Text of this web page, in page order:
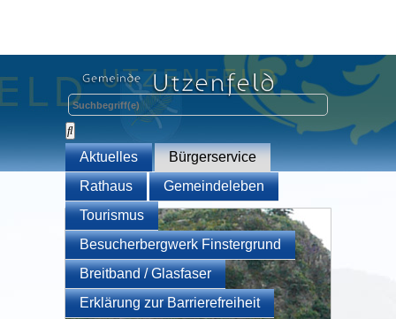
Aktuelles
Bürgerservice
Rathaus
Gemeindeleben
Tourismus
Besucherbergwerk Finstergrund
Breitband / Glasfaser
Erklärung zur Barrierefreiheit